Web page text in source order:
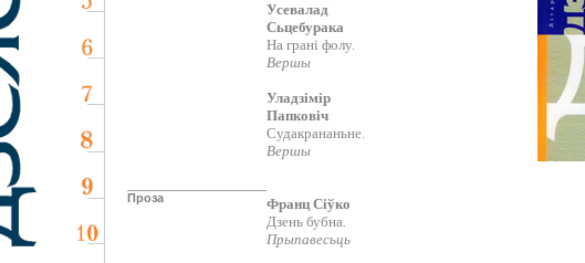
Усевалад
Сьцебурака
На грані фолу.
Вершы
Уладзімір
Папковіч
Судакрананьне.
Вершы
Проза
Франц Сіўко
Дзень бубна.
Прыпавесьць